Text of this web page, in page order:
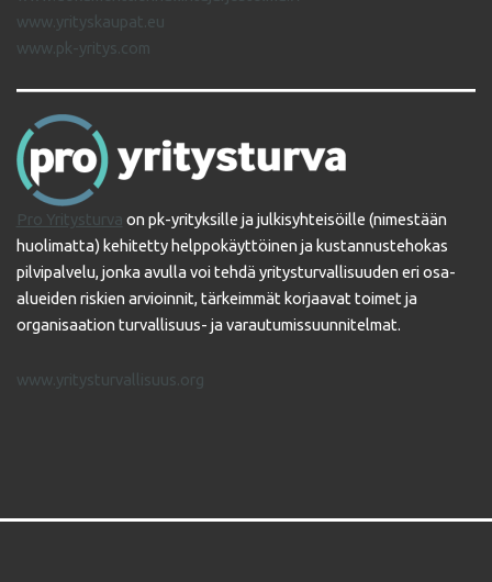
www.yrityskaupat.eu
www.pk-yritys.com
Pro Yritysturva on pk-yrityksille ja julkisyhteisöille (nimestään
huolimatta) kehitetty helppokäyttöinen ja kustannustehokas
pilvipalvelu, jonka avulla voi tehdä yritysturvallisuuden eri osa-
alueiden riskien arvioinnit, tärkeimmät korjaavat toimet ja
organisaation turvallisuus- ja varautumissuunnitelmat.
www.yritysturvallisuus.org